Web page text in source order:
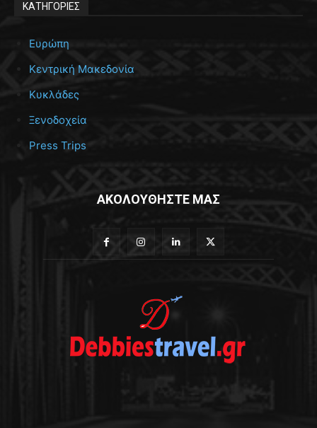
ΚΑΤΗΓΟΡΙΕΣ
Ευρώπη
Κεντρική Μακεδονία
Κυκλάδες
Ξενοδοχεία
Press Trips
ΑΚΟΛΟΥΘΗΣΤΕ ΜΑΣ